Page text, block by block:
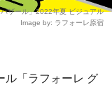
ザール」2022年夏 ビジュアル
Image by: ラフォーレ原宿
「ラフォーレ グ